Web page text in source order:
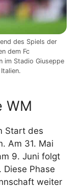
des Spiels der
dem Fc
im Stadio Giuseppe
WM
Start des
Am 31. Mai
9. Juni folgt
Phase
weiter